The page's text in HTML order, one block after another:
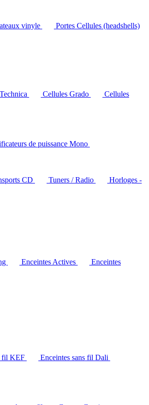
vinyle
Portes Cellules (headshells)
Cellules Grado
Cellules
de puissance Mono
CD Tuners / Radio
Horloges -
Enceintes Actives
Enceintes
fil KEF
Enceintes sans fil Dali